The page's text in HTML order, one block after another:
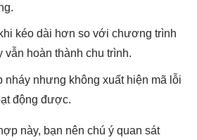
kéo dài hơn so với chương trình
vẫn hoàn thành chu trình.
nháy nhưng không xuất hiện mã lỗi
động được.
này, bạn nên chú ý quan sát